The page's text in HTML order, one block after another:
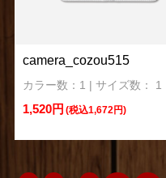
camera_cozou515
カラー数：1 | サイズ数： 1
1,520円 (税込1,672円)